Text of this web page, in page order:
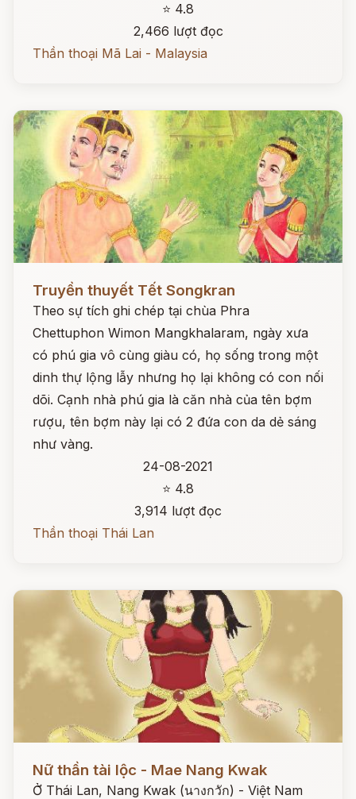
⭐ 4.8
2,466 lượt đọc
Thần thoại Mã Lai - Malaysia
Đọc ngay
Truyền thuyết Tết Songkran
Theo sự tích ghi chép tại chùa Phra
Chettuphon Wimon Mangkhalaram, ngày xưa
có phú gia vô cùng giàu có, họ sống trong một
dinh thự lộng lẫy nhưng họ lại không có con nối
dõi. Cạnh nhà phú gia là căn nhà của tên bợm
rượu, tên bợm này lại có 2 đứa con da dẻ sáng
như vàng.
24-08-2021
⭐ 4.8
3,914 lượt đọc
Thần thoại Thái Lan
Nữ thần tài lộc - Mae Nang Kwak
Ở Thái Lan, Nang Kwak (นางกวัก) - Việt Nam